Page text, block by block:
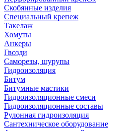
Скобянные изделия
Специальный крепеж
Такелаж
Хомуты
Анкеры
Гвозди
Саморезы, шурупы
Гидроизоляция
Битум
Битумные мастики
Гидроизоляционные смеси
Гидроизоляционные составы
Рулонная гидроизоляция
Сантехническое оборудование